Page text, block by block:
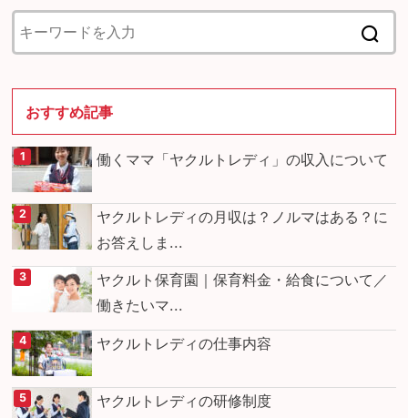
おすすめ記事
働くママ「ヤクルトレディ」の収入について
ヤクルトレディの月収は？ノルマはある？に
お答えしま...
ヤクルト保育園｜保育料金・給食について／
働きたいマ...
ヤクルトレディの仕事内容
ヤクルトレディの研修制度